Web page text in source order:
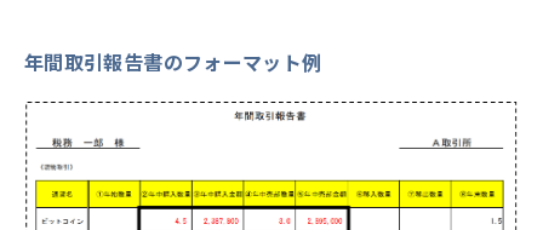
年間取引報告書のフォーマット例